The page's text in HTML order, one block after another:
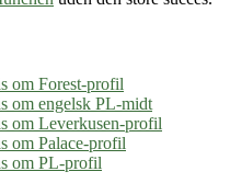
om Forest-profil
om engelsk PL-midt
om Leverkusen-profil
om Palace-profil
om PL-profil